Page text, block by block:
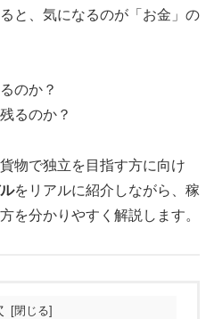
と、気になるのが「お金」の
のか？
るのか？
物で独立を目指す方に向け
をリアルに紹介しながら、稼
を分かりやすく解説します。